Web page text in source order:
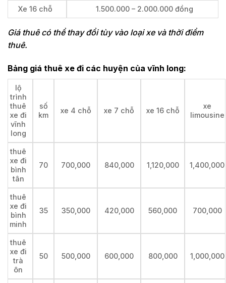
Xe 16 chỗ 1.500.000 – 2.000.000 đồng
Giá thuê có thể thay đổi tùy vào loại xe và thời điểm
thuê.
Bảng giá thuê xe đi các huyện của vĩnh long:
lộ
trình
thuê
xe đi
vĩnh
long
số
km
xe 4 chỗ xe 7 chỗ xe 16 chỗ
xe
limousine
thuê
xe đi
bình
tân
70 700,000 840,000 1,120,000 1,400,000
thuê
xe đi
bình
minh
35 350,000 420,000 560,000 700,000
thuê
xe đi
trà
ôn
50 500,000 600,000 800,000 1,000,000